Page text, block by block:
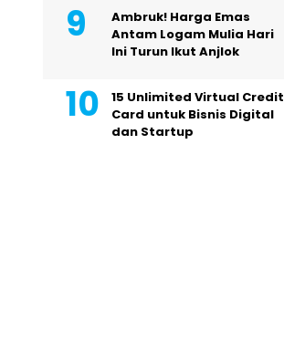
Ambruk! Harga Emas
Antam Logam Mulia Hari
Ini Turun Ikut Anjlok
15 Unlimited Virtual Credit
Card untuk Bisnis Digital
dan Startup